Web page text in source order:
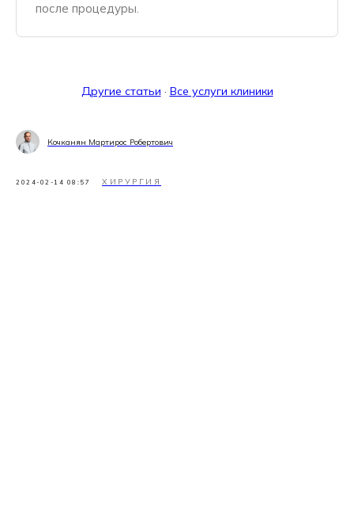
после процедуры.
Другие статьи · Все услуги клиники
Кочканян Мартирос Робертович
2024-02-14 08:57 ХИРУРГИЯ